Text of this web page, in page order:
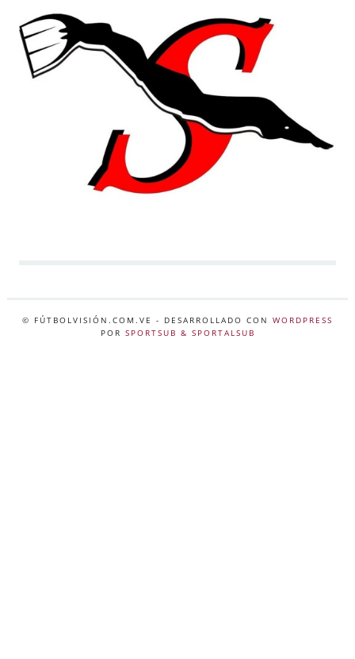
© FÚTBOLVISIÓN.COM.VE - DESARROLLADO CON WORDPRESS
POR SPORTSUB & SPORTALSUB